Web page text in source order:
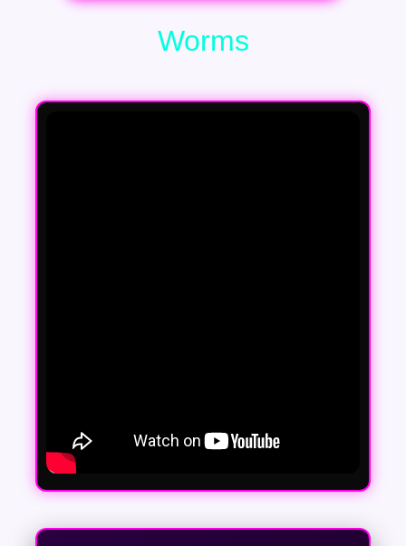
Worms